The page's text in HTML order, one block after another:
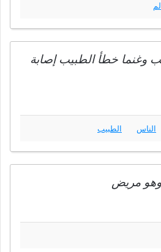
وغنما خطأ الطبيب إصابة
الناس الطبيب
مريض